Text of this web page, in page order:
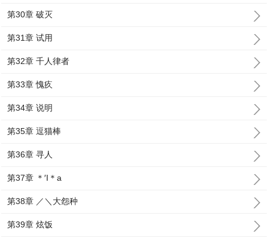
第30章 破灭
第31章 试用
第32章 千人律者
第33章 愧疚
第34章 说明
第35章 逗猫棒
第36章 寻人
第37章 ＊′I＊a
第38章 ／＼大怨种
第39章 炫饭